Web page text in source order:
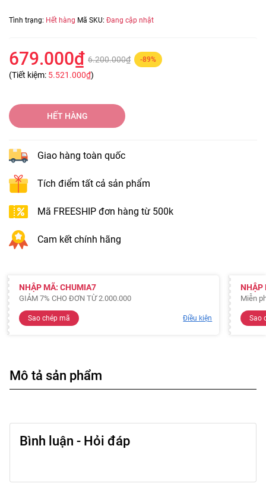
Tình trạng: Hết hàng Mã SKU: Đang cập nhật
679.000₫ 6.200.000₫ -89%
(Tiết kiệm: 5.521.000₫)
HẾT HÀNG
Giao hàng toàn quốc
Tích điểm tất cả sản phẩm
Mã FREESHIP đơn hàng từ 500k
Cam kết chính hãng
NHẬP MÃ: CHUMIA7
GIẢM 7% CHO ĐƠN TỪ 2.000.000
Sao chép mã Điều kiện
NHẬP
Miễn
Sao
Mô tả sản phẩm
Bình luận - Hỏi đáp